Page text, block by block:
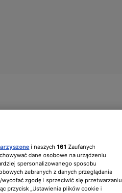
i naszych 161 Zaufanych
dane osobowe na urządzeniu
spersonalizowanego sposobu
zebranych z danych przeglądania
zgodę i sprzeciwić się przetwarzaniu
przycisk „Ustawienia plików cookie i